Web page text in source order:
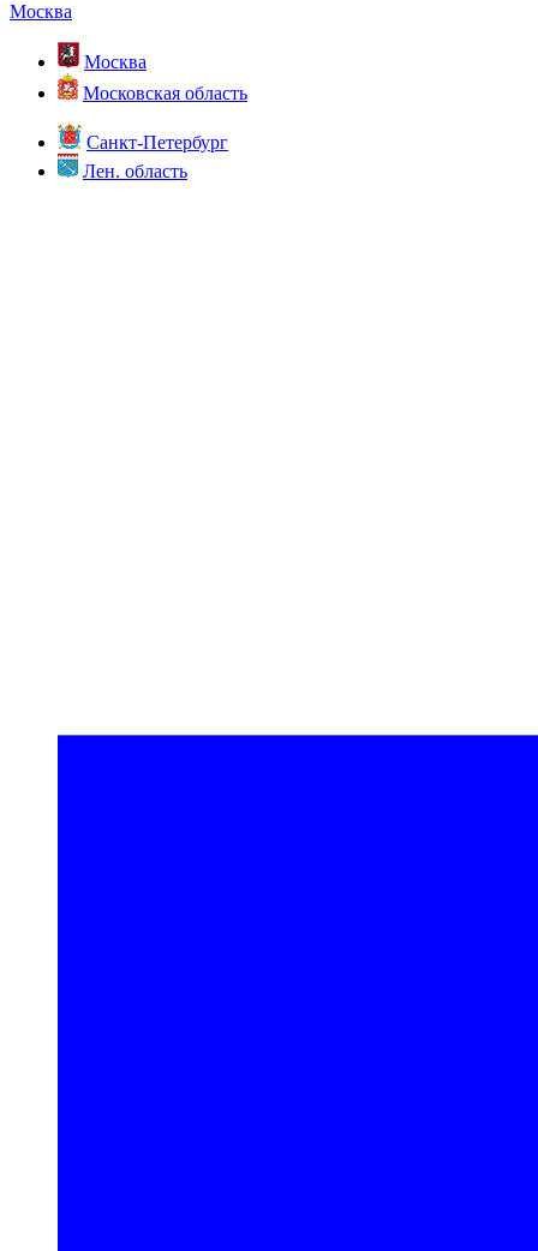
Москва
Москва
Московская область
Санкт-Петербург
Лен. область